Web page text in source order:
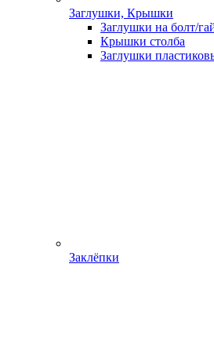
Заглушки, Крышки
Заглушки на болт/
Крышки столба
Заглушки
Заклёпки